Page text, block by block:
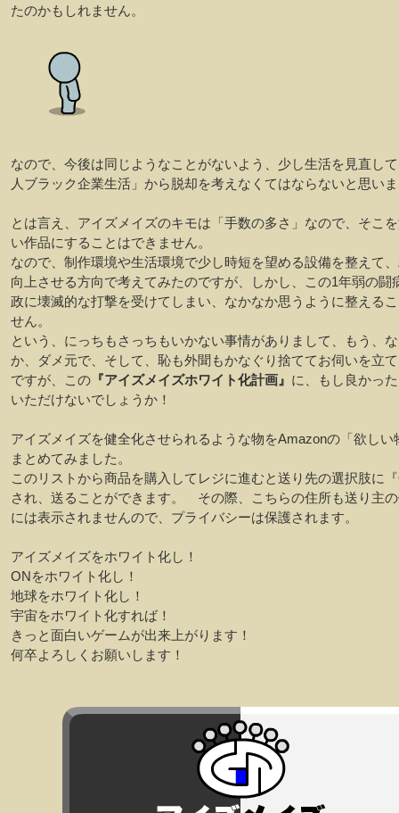
たのかもしれません。
なので、今後は同じようなことがないよう、少し生活を見直し
人ブラック企業生活」から脱却を考えなくてはならないと思い
とは言え、アイズメイズのキモは「手数の多さ」なので、そこ
い作品にすることはできません。
なので、制作環境や生活環境で少し時短を望める設備を整えて
向上させる方向で考えてみたのですが、しかし、この1年弱の闘
政に壊滅的な打撃を受けてしまい、なかなか思うように整える
せん。
という、にっちもさっちもいかない事情がありまして、もう、
か、ダメ元で、そして、恥も外聞もかなぐり捨ててお伺いを立
ですが、この 『アイズメイズホワイト化計画』 に、もし良かっ
いただけないでしょうか！
アイズメイズを健全化させられるような物をAmazonの「欲しい
まとめてみました。
このリストから商品を購入してレジに進むと送り先の選択肢に
され、送ることができます。 その際、こちらの住所も送り主
には表示されませんので、プライバシーは保護されます。
アイズメイズをホワイト化し！
ONをホワイト化し！
地球をホワイト化し！
宇宙をホワイト化すれば！
きっと面白いゲームが出来上がります！
何卒よろしくお願いします！